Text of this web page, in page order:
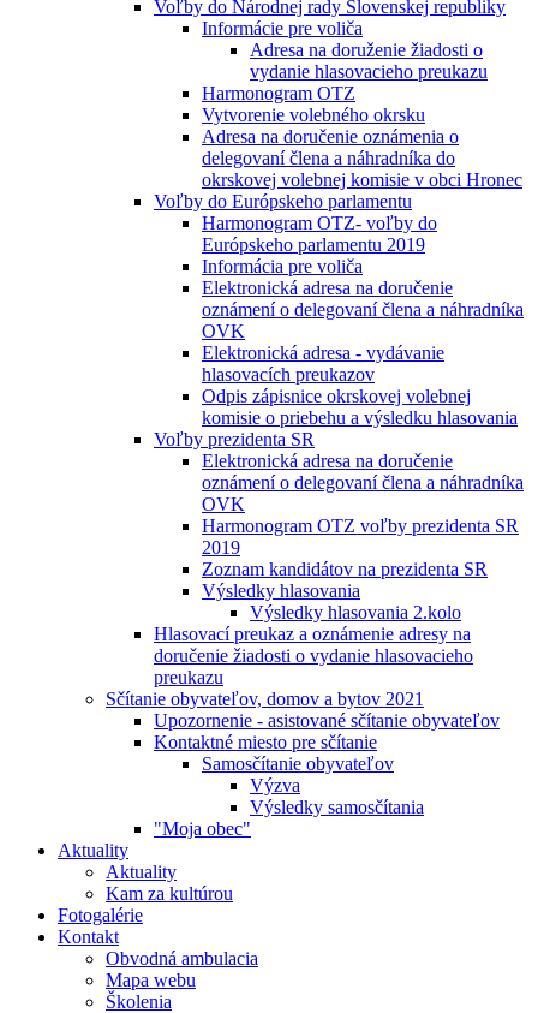
Voľby do Národnej rady Slovenskej republiky
Informácie pre voliča
Adresa na doruženie žiadosti o
vydanie hlasovacieho preukazu
Harmonogram OTZ
Vytvorenie volebného okrsku
Adresa na doručenie oznámenia o
delegovaní člena a náhradníka do
okrskovej volebnej komisie v obci Hronec
Voľby do Európskeho parlamentu
Harmonogram OTZ- voľby do
Európskeho parlamentu 2019
Informácia pre voliča
Elektronická adresa na doručenie
oznámení o delegovaní člena a náhradníka
OVK
Elektronická adresa - vydávanie
hlasovacích preukazov
Odpis zápisnice okrskovej volebnej
komisie o priebehu a výsledku hlasovania
Voľby prezidenta SR
Elektronická adresa na doručenie
oznámení o delegovaní člena a náhradníka
OVK
Harmonogram OTZ voľby prezidenta SR
2019
Zoznam kandidátov na prezidenta SR
Výsledky hlasovania
Výsledky hlasovania 2.kolo
Hlasovací preukaz a oznámenie adresy na
doručenie žiadosti o vydanie hlasovacieho
preukazu
Sčítanie obyvateľov, domov a bytov 2021
Upozornenie - asistované sčítanie obyvateľov
Kontaktné miesto pre sčítanie
Samosčítanie obyvateľov
Výzva
Výsledky samosčítania
"Moja obec"
Aktuality
Aktuality
Kam za kultúrou
Fotogalérie
Kontakt
Obvodná ambulacia
Mapa webu
Školenia